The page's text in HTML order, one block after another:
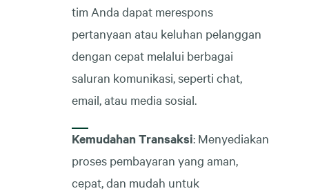
tim Anda dapat merespons
pertanyaan atau keluhan pelanggan
dengan cepat melalui berbagai
saluran komunikasi, seperti chat,
email, atau media sosial.
Kemudahan Transaksi: Menyediakan
proses pembayaran yang aman,
cepat, dan mudah untuk